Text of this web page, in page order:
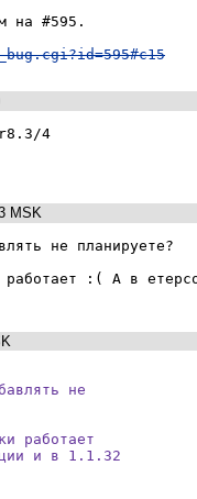
на #595.
4
MSK
не планируете?
работает :( А в
не
работает
и в 1.1.32